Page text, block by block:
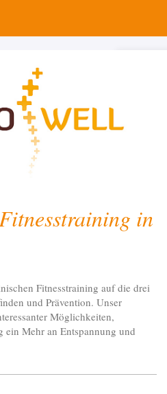
in
Fitnesstraining auf die drei
und Prävention. Unser
Möglichkeiten,
Mehr an Entspannung und